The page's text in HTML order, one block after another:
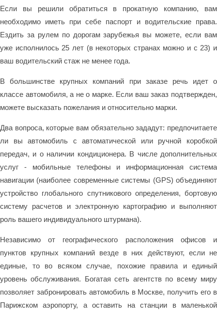
Если вы решили обратиться в прокатную компанию, вам
необходимо иметь при себе паспорт и водительские права.
Ездить за рулем по дорогам зарубежья вы можете, если вам
уже исполнилось 25 лет (в некоторых странах можно и с 23) и
ваш водительский стаж не менее года.
В большинстве крупных компаний при заказе речь идет о
классе автомобиля, а не о марке. Если ваш заказ подтвержден,
можете высказать пожелания и относительно марки.
Два вопроса, которые вам обязательно зададут: предпочитаете
ли вы автомобиль с автоматической или ручной коробкой
передач, и о наличии кондиционера. В числе дополнительных
услуг - мобильные телефоны и информационная система
навигации (наиболее современные системы (GPS) объединяют
устройство глобального спутникового определения, бортовую
систему расчетов и электронную картографию и выполняют
роль вашего индивидуального штурмана).
Независимо от географического расположения офисов и
пунктов крупных компаний везде в них действуют, если не
единые, то во всяком случае, похожие правила и единый
уровень обслуживания. Богатая сеть агентств по всему миру
позволяет забронировать автомобиль в Москве, получить его в
Парижском аэропорту, а оставить на станции в маленькой